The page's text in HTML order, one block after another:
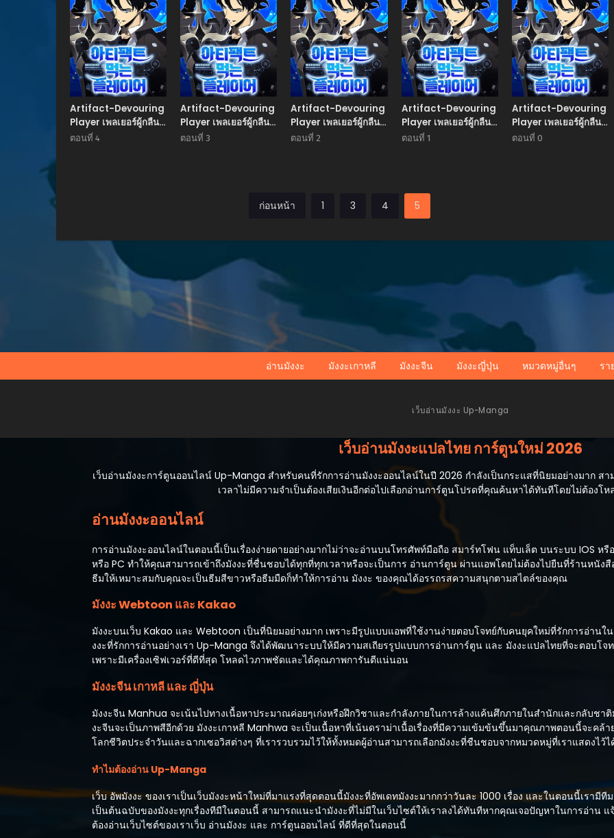
Artifact-Devouring
Player เพลเยอร์ผู้กลืน
กินอาร์ติแฟกต์
ตอนที่ 4
Artifact-Devouring
Player เพลเยอร์ผู้กลืน
กินอาร์ติแฟกต์
ตอนที่ 3
Artifact-Devouring
Player เพลเยอร์ผู้กลืน
กินอาร์ติแฟกต์
ตอนที่ 2
Artifact-Devouring
Player เพลเยอร์ผู้กลืน
กินอาร์ติแฟกต์
ตอนที่ 1
Artifact-Devouring
Player เพลเยอร์ผู้กลืน
กินอาร์ติแฟกต์
ตอนที่ 0
ก่อนหน้า 1 3 4 5
อ่านมังงะ มังงะเกาหลี มังงะจีน มังงะญี่ปุ่น หมวดหมู่อื่นๆ รา
เว็บอ่านมังงะ Up-Manga
เว็บอ่านมังงะแปลไทย การ์ตูนใหม่ 2026
เว็บอ่านมังงะการ์ตูนออนไลน์ Up-Manga สำหรับคนที่รักการอ่านมังงะออนไลน์ในปี 2026 กำลังเป็นกระแสที่นิยมอย่างมาก สา
เวลาไม่มีความจำเป็นต้องเสียเงินอีกต่อไปเลือกอ่านการ์ตูนโปรดที่คุณค้นหาได้ทันทีโดยไม่ต้องโ
อ่านมังงะออนไลน์
การอ่านมังงะออนไลน์ในตอนนี้เป็นเรื่องง่ายดายอย่างมากไม่ว่าจะอ่านบนโทรศัพท์มือถือ สมาร์ทโฟน แท็บเล็ต บนระบบ IOS ห
หรือ PC ทำให้คุณสามารถเข้าถึงมังงะที่ชื่นชอบได้ทุกที่ทุกเวลาหรือจะเป็นการ อ่านการ์ตูน ผ่านแอพโดยไม่ต้องไปยืนที่ร้านหนัง
ธีมให้เหมาะสมกับคุณจะเป็นธีมสีขาวหรือธีมมืดก็ทำให้การอ่าน มังงะ ของคุณได้อรรถรสความสนุกตามสไตล์ของคุณ
มังงะ Webtoon และ Kakao
มังงะบนเว็บ Kakao และ Webtoon เป็นที่นิยมอย่างมาก เพราะมีรูปแบบแอพที่ใช้งานง่ายตอบโจทย์กับคนยุคใหม่ที่รักการอ่า
งงะที่รักการอ่านอย่างเรา Up-Manga จึงได้พัฒนาระบบให้มีความสเถียรรูปแบบการอ่านการ์ตูน และ มังงะแปลไทยที่จะตอบโ
เพราะมีเครื่องเซิฟเวอร์ที่ดีที่สุด โหลดไวภาพชัดและได้คุณภาพการันตีแน่นอน
มังงะจีน เกาหลี และ ญี่ปุ่น
มังงะจีน Manhua จะเน้นไปทางเนื้อหาประมาณค่อยๆเก่งหรือฝึกวิชาและกำลังภายในการล้างแค้นศึกภายในสำนักและกลับช
งะจีนจะเป็นภาพสีอีกด้วย มังงะเกาหลี Manhwa จะเป็นเนื้อหาที่เน้นดราม่าเนื้อเรื่องที่มีความเข้มข้นขึ้นมาคุณภาพตอนนี้จะคล้
โลกชีวิตประจำวันและฉากเซอวิสต่างๆ ที่เรารวบรวมไว้ให้ทั้งหมดผู้อ่านสามารถเลือกมังงะที่ชืนชอบจากหมวดหมู่ที่เราแสดงไว้ไ
ทำไมต้องอ่าน Up-Manga
เว็บ อัพมังงะ ของเราเป็นเว็บมังงะหน้าใหม่ที่มาแรงที่สุดตอนนี้มังงะที่อัพเดทมังงะมากกว่าวันละ 1000 เรื่อง และในตอนนี้เรา
เป็นต้นฉบับของมังงะทุกเรื่องทีมีในตอนนี้ สามารถแนะนำมังงะที่ไม่มีในเว็บไซต์ให้เราลงได้ทันทีหากคุณเจอปัญหาในการอ่า
ต้องอ่านเว็บไซต์ของเราเว็บ อ่านมังงะ และ การ์ตูนออนไลน์ ที่ดีที่สุดในตอนนี้